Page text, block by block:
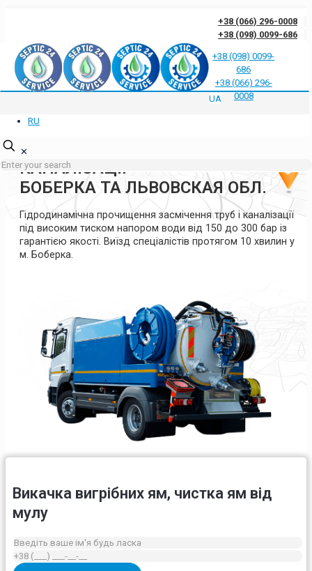
+38 (066) 296-0008
+38 (098) 0099-686
Відгуки клієнтів про нас Відповіді на часті запитання Блог
Контакти
Політика конфіденційності
+38 (098) 0099-
686
+38 (066) 296-
0008
UA
RU
✕
ГІДРОДИНАМІЧНА
ПРОЧИСТКА ТРУБ ТА
КАНАЛІЗАЦІЇ
БОБЕРКА ТА ЛЬВОВСКАЯ ОБЛ.
Гідродинамічна прочищення засмічення труб і каналізації
під високим тиском напором води від 150 до 300 бар із
гарантією якості. Виїзд спеціалістів протягом 10 хвилин у
м. Боберка.
Викачка вигрібних ям, чистка ям від
мулу